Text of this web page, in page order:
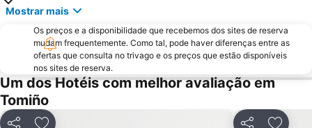
de Castelo de Neiva
Montalvo
Puerto de Aldán
O Tombo do Gato ou da Fonte
Moledo
Praia de Baltar
Posto de Turismo de Valença do Minho
Porto de Vigo
Santuário de Nossa Senhora da Peneda
Areas
Praia de Panxón
Mostrar mais
Os preços e a disponibilidade que recebemos dos sites de reserva
mudam frequentemente. Como tal, pode haver diferenças entre as
ofertas que consulta no trivago e os preços que estão disponíveis
nos sites de reserva.
Um dos Hotéis com melhor avaliação em
Tomiño